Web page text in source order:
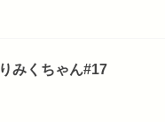
みくちゃん#17